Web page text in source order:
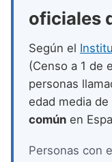
Nombres
oficiales
Según el
(Censo a 1 de
personas
edad media de
común en
Personas con